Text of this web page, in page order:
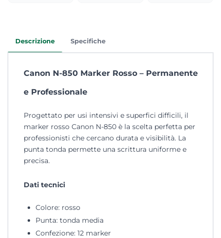
Descrizione Specifiche
Canon N-850 Marker Rosso – Permanente
e Professionale
Progettato per usi intensivi e superfici difficili, il
marker rosso Canon N-850 è la scelta perfetta per
professionisti che cercano durata e visibilità. La
punta tonda permette una scrittura uniforme e
precisa.
Dati tecnici
Colore: rosso
Punta: tonda media
Confezione: 12 marker